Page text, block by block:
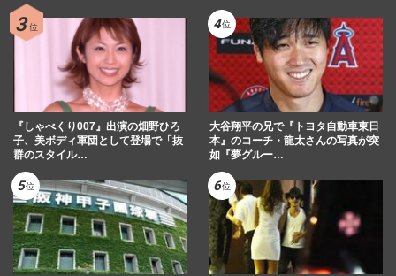
『しゃべくり007』出演の畑野ひろ
子、美ボディ軍団として登場で「抜
群のスタイル…
大谷翔平の兄で『トヨタ自動車東日
本』のコーチ・龍太さんの写真が突
如『夢グルー…